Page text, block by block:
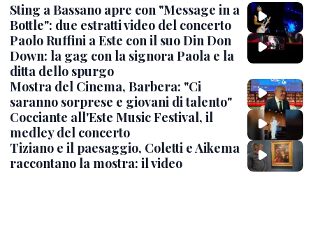
Sting a Bassano apre con "Message in a
Bottle": due estratti video del concerto
Paolo Ruffini a Este con il suo Din Don
Down: la gag con la signora Paola e la
ditta dello spurgo
Mostra del Cinema, Barbera: "Ci
saranno sorprese e giovani di talento"
Cocciante all'Este Music Festival, il
medley del concerto
Tiziano e il paesaggio, Coletti e Aikema
raccontano la mostra: il video